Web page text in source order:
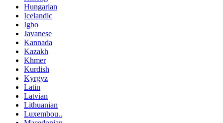
Hungarian
Icelandic
Igbo
Javanese
Kannada
Kazakh
Khmer
Kurdish
Kyrgyz
Latin
Latvian
Lithuanian
Luxembou..